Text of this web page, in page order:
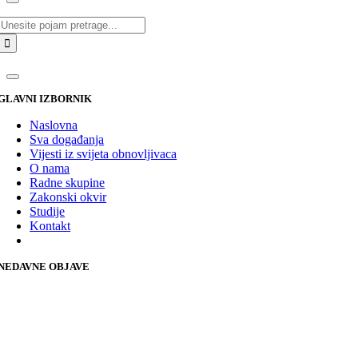
IZBORNIK
Naslovna
Sva događanja
Vijesti iz svijeta obnovljivaca
O nama
Radne skupine
Zakonski okvir
Studije
Kontakt
OBJAVE